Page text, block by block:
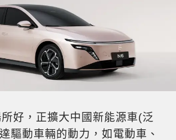
好，正擴大中國新能源車(泛
驅動車輛的動力，如電動車、